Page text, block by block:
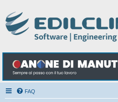
FAQ